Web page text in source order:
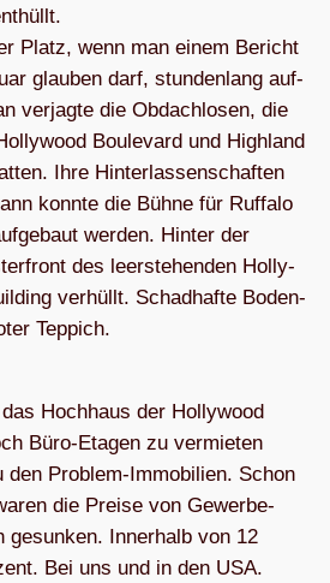
Platz, wenn man einem Bericht
glau­ben darf, stun­den­lang auf­
ver­jagte die Obdach­lo­sen, die
Bou­le­vard und High­land
Ihre Hin­ter­las­sen­schaf­ten
konnte die Bühne für Ruf­falo
wer­den. Hin­ter der
des leer­ste­hen­den Hol­ly­
ver­hüllt. Schad­hafte Boden­
Teppich.
Hoch­haus der Hol­ly­wood
Büro-Eta­gen zu ver­mie­ten
den Pro­blem-Immo­bi­lien. Schon
die Preise von Gewerbe-
gesun­ken. Inner­halb von 12
Bei uns und in den USA.